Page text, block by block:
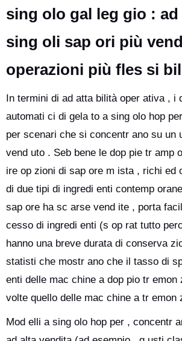
sing olo gal leg gio :
sing oli sap ori più
operazioni più fles si
In termini di ad atta bilità oper ativa , i
automati ci di gela to a sing olo hop
per scenari che si concentr ano su un
vend uto . Seb bene le dop pie tr amp
ire op zioni di sap ore m ista , richi ed
di due tipi di ingredi enti contemp
sap ore ha sc arse vend ite , porta
cesso di ingredi enti (s op rat tutto
hanno una breve durata di conserva
statisti che mostr ano che il tasso di
enti delle mac chine a dop pio tr emon
volte quello delle mac chine a tr emon
Mod elli a sing olo hop per , concentr